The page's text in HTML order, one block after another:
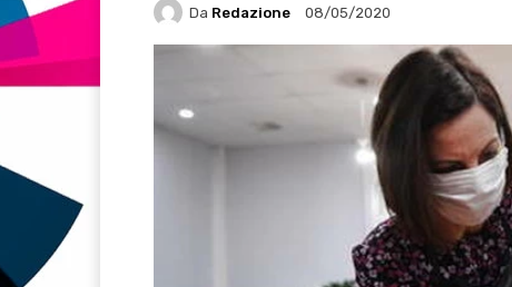
Da Redazione 08/05/2020